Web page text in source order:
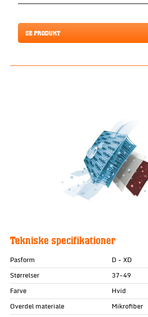
SE PRODUKT
Tekniske specifikationer
Pasform
D - XD
Størrelser
37-49
Farve
Hvid
Overdel materiale
Mikrofiber